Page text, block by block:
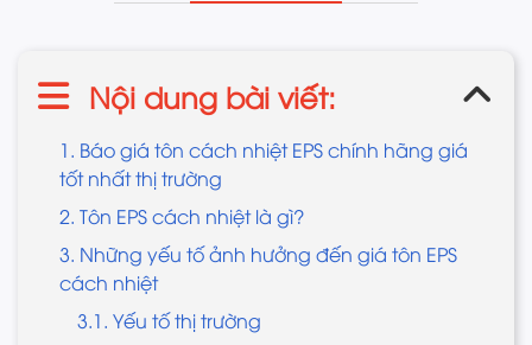
Nội dung bài viết:
1. Báo giá tôn cách nhiệt EPS chính hãng giá
tốt nhất thị trường
2. Tôn EPS cách nhiệt là gì?
3. Những yếu tố ảnh hưởng đến giá tôn EPS
cách nhiệt
3.1. Yếu tố thị trường